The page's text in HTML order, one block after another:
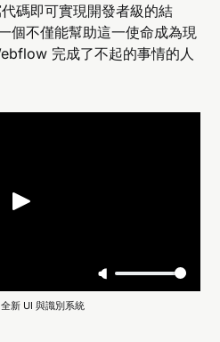
碼即可實現開發者級的結
個不僅能幫助這一使命成為現
完成了不起的事情的人
新 UI 與識別系統